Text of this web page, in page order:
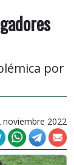
por
2022